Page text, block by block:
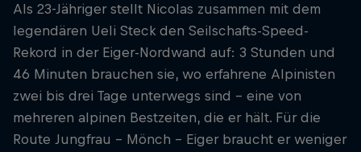
Als 23-Jähriger stellt Nicolas zusammen mit dem
legendären Ueli Steck den Seilschafts-Speed-
Rekord in der Eiger-Nordwand auf: 3 Stunden und
46 Minuten brauchen sie, wo erfahrene Alpinisten
zwei bis drei Tage unterwegs sind – eine von
mehreren alpinen Bestzeiten, die er hält. Für die
Route Jungfrau – Mönch – Eiger braucht er weniger